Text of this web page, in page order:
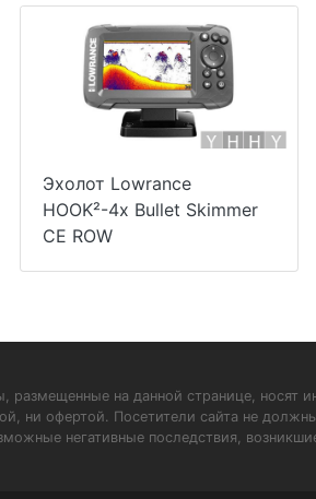
Эхолот Lowrance
HOOK²-4x Bullet Skimmer
CE ROW
размещенные на данной странице, носят
ни офертой. Посетители сайта не
негативные последствия,